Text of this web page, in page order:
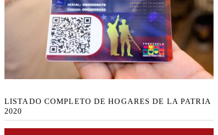
LISTADO COMPLETO DE HOGARES DE LA PATRIA
2020